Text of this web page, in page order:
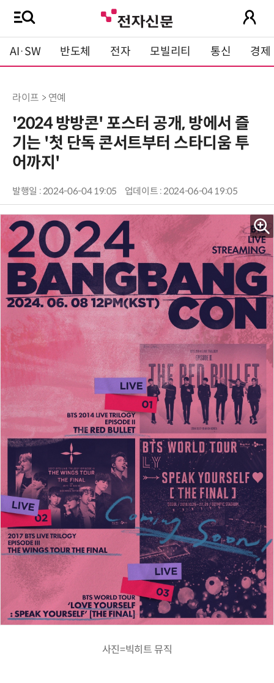
AI·SW 반도체 전자 모빌리티 통신 경제
라이프 > 연예
'2024 방방콘' 포스터 공개, 방에서 즐
기는 '첫 단독 콘서트부터 스타디움 투
어까지'
발행일 : 2024-06-04 19:05 업데이트 : 2024-06-04 19:05
사진=빅히트 뮤직